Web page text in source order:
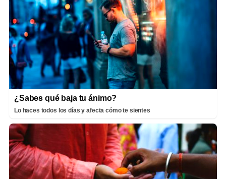
¿Sabes qué baja tu ánimo?
Lo haces todos los días y afecta cómo te sientes